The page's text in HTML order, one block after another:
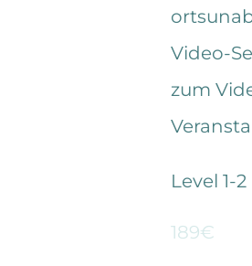
Video-
zum
Level 1-
189€